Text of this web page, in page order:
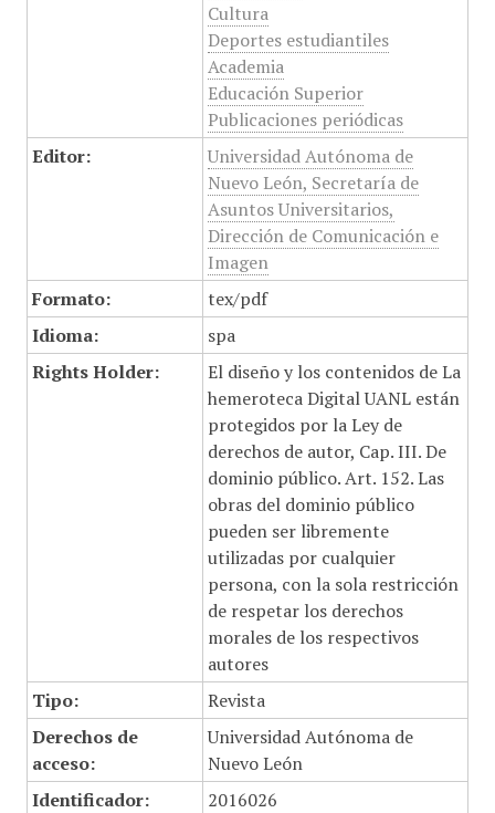
Cultura
Deportes estudiantiles
Academia
Educación Superior
Publicaciones periódicas
Editor:
Universidad Autónoma de
Nuevo León, Secretaría de
Asuntos Universitarios,
Dirección de Comunicación e
Imagen
Formato:
tex/pdf
Idioma:
spa
Rights Holder:
El diseño y los contenidos de La
hemeroteca Digital UANL están
protegidos por la Ley de
derechos de autor, Cap. III. De
dominio público. Art. 152. Las
obras del dominio público
pueden ser libremente
utilizadas por cualquier
persona, con la sola restricción
de respetar los derechos
morales de los respectivos
autores
Tipo:
Revista
Derechos de
acceso:
Universidad Autónoma de
Nuevo León
Identificador:
2016026